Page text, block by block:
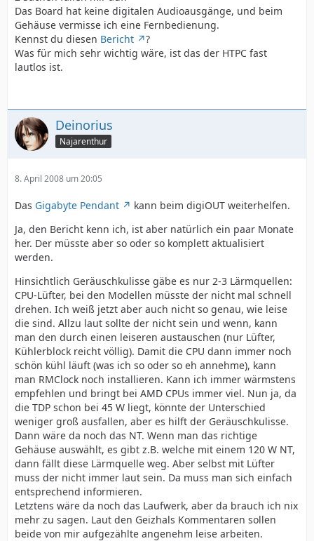
Das Board hat keine digitalen Audioausgänge, und beim
Gehäuse vermisse ich eine Fernbedienung.
Kennst du diesen Bericht
?
Was für mich sehr wichtig wäre, ist das der HTPC fast
lautlos ist.
Deinorius
Najarenthur
8. April 2008 um 20:05
Das Gigabyte Pendant
kann beim digiOUT weiterhelfen.
Ja, den Bericht kenn ich, ist aber natürlich ein paar Monate
her. Der müsste aber so oder so komplett aktualisiert
werden.
Hinsichtlich Geräuschkulisse gäbe es nur 2-3 Lärmquellen:
CPU-Lüfter, bei den Modellen müsste der nicht mal schnell
drehen. Ich weiß jetzt aber auch nicht so genau, wie leise
die sind. Allzu laut sollte der nicht sein und wenn, kann
man den durch einen leiseren austauschen (nur Lüfter,
Kühlerblock reicht völlig). Damit die CPU dann immer noch
schön kühl läuft (was ich so oder so eh annehme), kann
man RMClock noch installieren. Kann ich immer wärmstens
empfehlen und bringt bei AMD CPUs immer viel. Nun ja, da
die TDP schon bei 45 W liegt, könnte der Unterschied
weniger groß ausfallen, aber es hilft der Geräuschkulisse.
Dann wäre da noch das NT. Wenn man das richtige
Gehäuse auswählt, es gibt z.B. welche mit einem 120 W NT,
dann fällt diese Lärmquelle weg. Aber selbst mit Lüfter
muss der nicht immer laut sein. Da muss man sich einfach
entsprechend informieren.
Letztens wäre da noch das Laufwerk, aber da brauch ich nix
mehr zu sagen. Laut den Geizhals Kommentaren sollen
beide von mir aufgezählte angenehm leise arbeiten.